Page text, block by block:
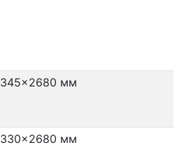
345x2680 мм
330x2680 мм